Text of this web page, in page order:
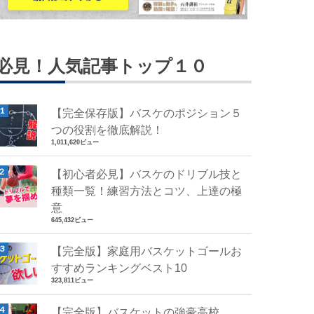
見！人気記事トップ１０
【完全保存版】バスケのポジション５
つの役割を徹底解説！
1,011,620ビュー
【初心者必見】バスケのドリブル技と
種類一覧！練習方法とコツ、上達の極
意
645,432ビュー
【完全版】家庭用バスケットゴールお
すすめランキングベスト10
323,811ビュー